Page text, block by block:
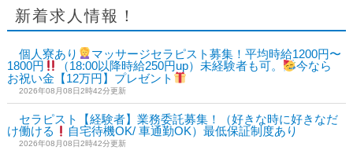
新着求人情報！
個人寮あり
マッサージセラピスト募集！平均時給1200円〜
1800円
（18:00以降時給250円up）未経験者も可。
今なら
お祝い金【12万円】プレゼント
2026年08月08日2時42分更新
セラピスト【経験者】業務委託募集！（好きな時に好きなだ
け働ける
自宅待機OK/ 車通勤OK）最低保証制度あり
2026年08月08日2時42分更新